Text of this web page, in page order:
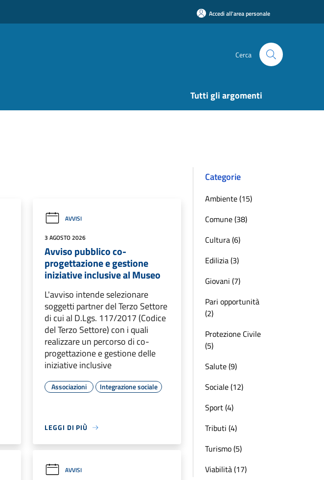
Accedi all'area personale
Cerca
Tutti gli argomenti
AVVISI
3 AGOSTO 2026
Avviso pubblico co-
progettazione e gestione
iniziative inclusive al Museo
L'avviso intende selezionare
soggetti partner del Terzo Settore
di cui al D.Lgs. 117/2017 (Codice
del Terzo Settore) con i quali
realizzare un percorso di co-
progettazione e gestione delle
iniziative inclusive
Associazioni Integrazione sociale
LEGGI DI PIÙ
AVVISI
Categorie
Ambiente (15)
Comune (38)
Cultura (6)
Edilizia (3)
Giovani (7)
Pari opportunità
(2)
Protezione Civile
(5)
Salute (9)
Sociale (12)
Sport (4)
Tributi (4)
Turismo (5)
Viabilità (17)